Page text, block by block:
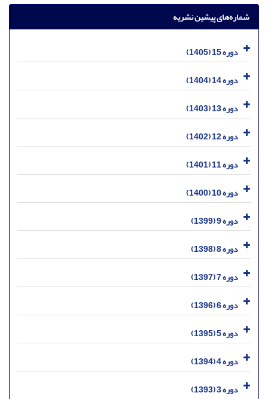
شماره‌های پیشین نشریه
دوره 15 (1405)
دوره 14 (1404)
دوره 13 (1403)
دوره 12 (1402)
دوره 11 (1401)
دوره 10 (1400)
دوره 9 (1399)
دوره 8 (1398)
دوره 7 (1397)
دوره 6 (1396)
دوره 5 (1395)
دوره 4 (1394)
دوره 3 (1393)